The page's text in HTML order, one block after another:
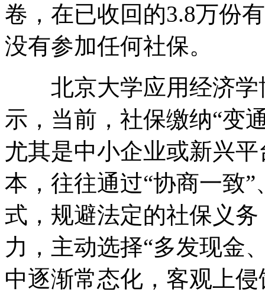
卷，在已收回的3.8万份
没有参加任何社保。
北京大学应用经济学
示，当前，社保缴纳“变
尤其是中小企业或新兴
本，往往通过“协商一致
式，规避法定的社保义
力，主动选择“多发现金
中逐渐常态化，客观上